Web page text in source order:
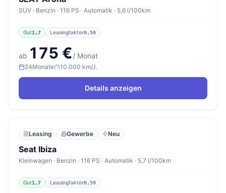
SUV · Benzin · 116 PS · Automatik · 5,6 l/100km
Gut1,7 Leasingfaktor0,59
ab 175 €/ Monat
24Monate 10.000 km/J.
Details anzeigen
Leasing Gewerbe Neu
Seat Ibiza
Kleinwagen · Benzin · 116 PS · Automatik · 5,7 l/100km
Gut1,7 Leasingfaktor0,59